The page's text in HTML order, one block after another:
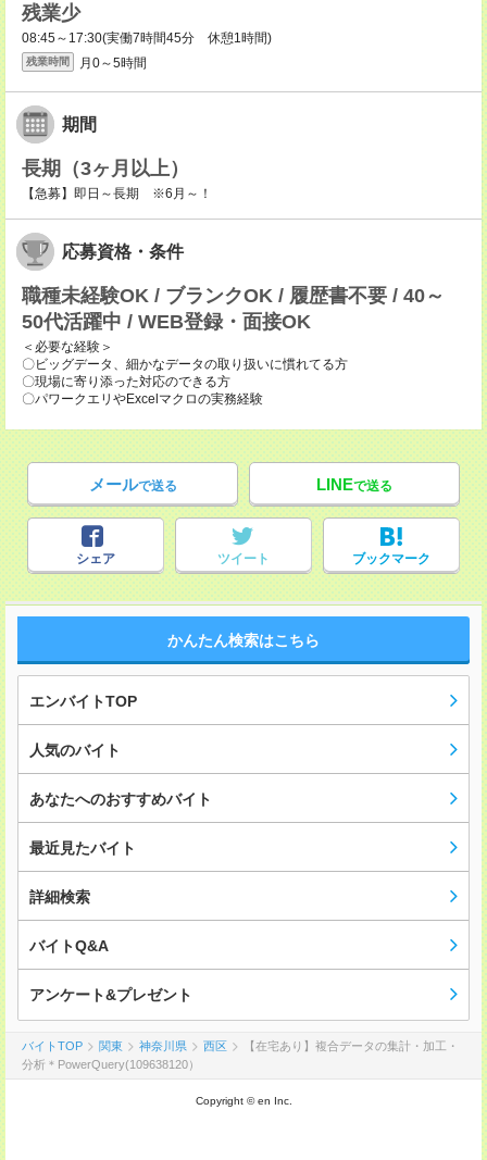
残業少
08:45～17:30(実働7時間45分 休憩1時間)
残業時間 月0～5時間
期間
長期（3ヶ月以上）
【急募】即日～長期 ※6月～！
応募資格・条件
職種未経験OK / ブランクOK / 履歴書不要 / 40～
50代活躍中 / WEB登録・面接OK
＜必要な経験＞
〇ビッグデータ、細かなデータの取り扱いに慣れてる方
〇現場に寄り添った対応のできる方
〇パワークエリやExcelマクロの実務経験
メールで送る LINEで送る
シェア ツイート ブックマーク
かんたん検索はこちら
エンバイトTOP
人気のバイト
あなたへのおすすめバイト
最近見たバイト
詳細検索
バイトQ&A
アンケート&プレゼント
バイトTOP 関東 神奈川県 西区
【在宅あり】複合データの集計・加工・
分析＊PowerQuery(109638120）
Copyright © en Inc.